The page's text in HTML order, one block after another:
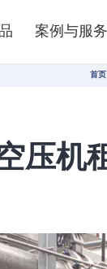
案例与服务
首页
压机